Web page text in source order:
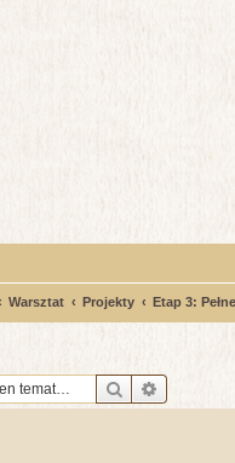
Warsztat Projekty Etap 3:
Szukaj